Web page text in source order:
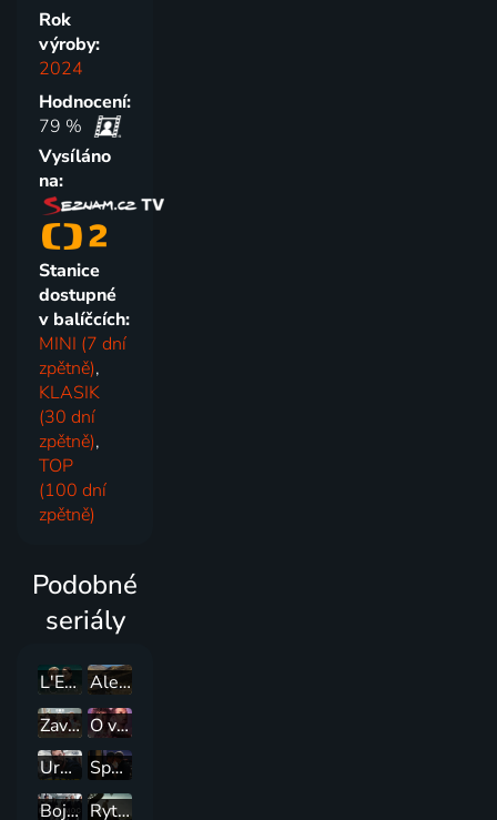
Rok
výroby:
2024
Hodnocení:
79 %
Vysíláno
na:
Stanice
dostupné
v balíčcích:
MINI (7 dní
zpětně),
KLASIK
(30 dní
zpětně),
TOP
(100 dní
zpětně)
Podobné
seriály
L'Eclipse
Alex Hugo
Zavolejte porodní sestřičky
O vílách a ztracených chlapcích
Urgent (ASL)
Spalující rivalita
Boj o moc
Rytíř Sedmi království